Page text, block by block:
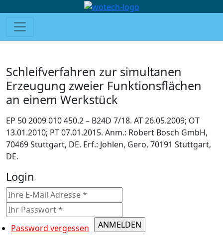
Schleifverfahren zur simultanen
Erzeugung zweier Funktionsflächen
an einem Werkstück
EP 50 2009 010 450.2 – B24D 7/18. AT 26.05.2009; OT
13.01.2010; PT 07.01.2015. Anm.: Robert Bosch GmbH,
70469 Stuttgart, DE. Erf.: Johlen, Gero, 70191 Stuttgart,
DE.
Login
Password vergessen